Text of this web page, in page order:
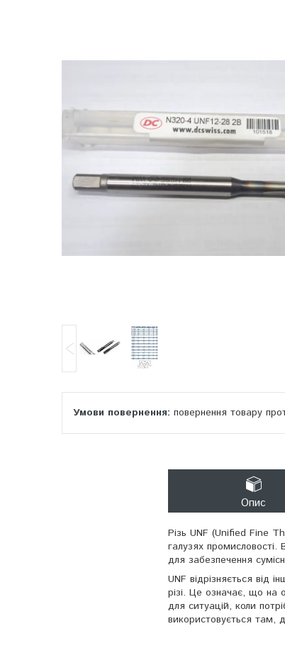
повернення товару
Опис
Різь UNF (Unified Fine
галузях
для забезпечення
UNF відрізняється від
різі. Це означає, що на
для ситуацій, коли
використовується там,